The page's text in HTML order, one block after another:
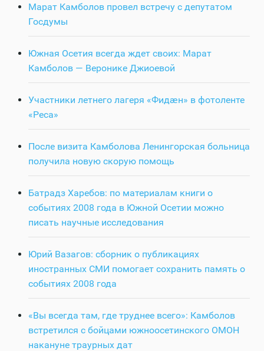
Марат Камболов провел встречу с депутатом
Госдумы
Южная Осетия всегда ждет своих: Марат
Камболов — Веронике Джиоевой
Участники летнего лагеря «Фидӕн» в фотоленте
«Реса»
После визита Камболова Ленингорская больница
получила новую скорую помощь
Батрадз Харебов: по материалам книги о
событиях 2008 года в Южной Осетии можно
писать научные исследования
Юрий Вазагов: сборник о публикациях
иностранных СМИ помогает сохранить память о
событиях 2008 года
«Вы всегда там, где труднее всего»: Камболов
встретился с бойцами южноосетинского ОМОН
накануне траурных дат